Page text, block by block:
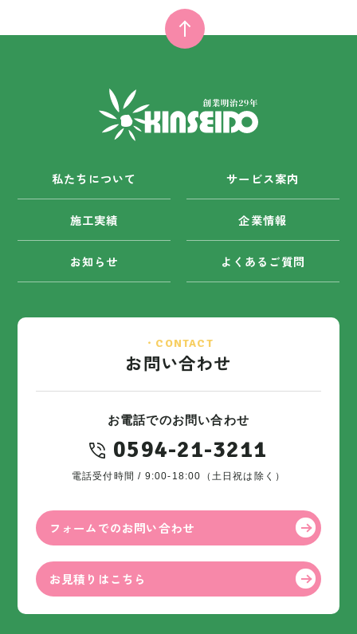
私たちについて サービス案内
施工実績 企業情報
お知らせ よくあるご質問
・CONTACT
お問い合わせ
お電話でのお問い合わせ
0594-21-3211
電話受付時間 / 9:00-18:00（土日祝は除く）
フォームでのお問い合わせ
お見積りはこちら